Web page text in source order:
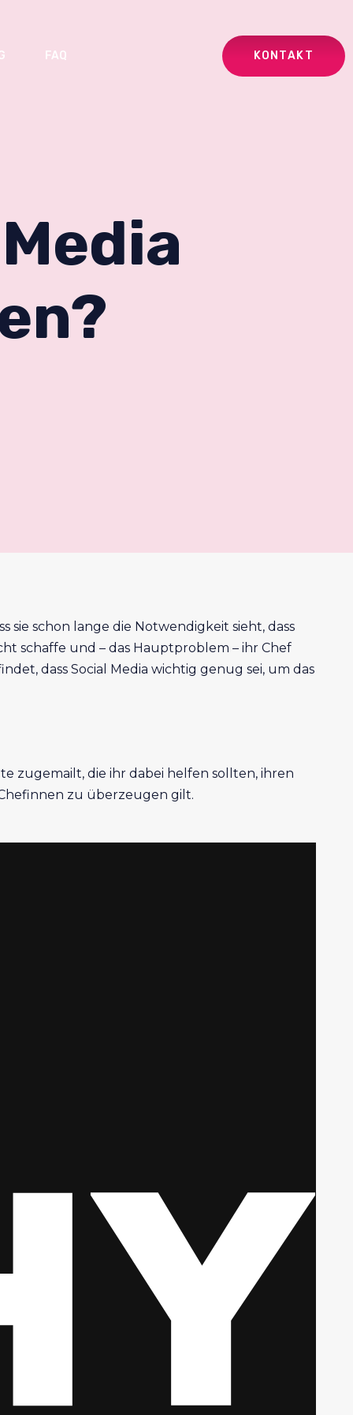
FAQ KONTAKT
sie schon lange die Notwendigkeit sieht, dass
schaffe und – das Hauptproblem – ihr Chef
dass Social Media wichtig genug sei, um das
zugemailt, die ihr dabei helfen sollten, ihren
zu überzeugen gilt.